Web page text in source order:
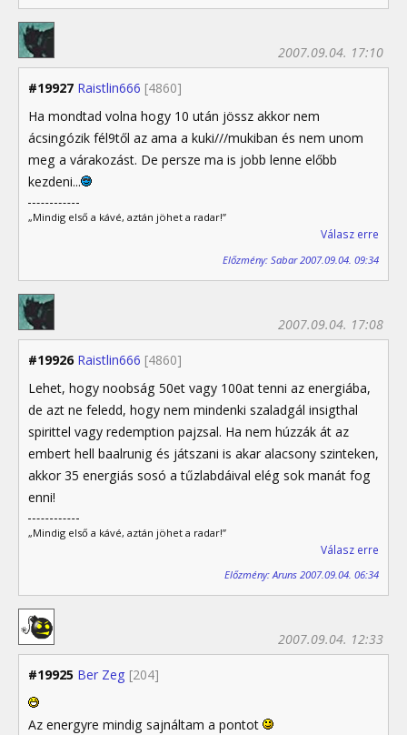
#19927 Raistlin666 [4860]
2007.09.04. 17:10
Ha mondtad volna hogy 10 után jössz akkor nem
ácsingózik fél9től az ama a kuki///mukiban és nem unom
meg a várakozást. De persze ma is jobb lenne előbb
kezdeni...
„Mindig első a kávé, aztán jöhet a radar!”
Válasz erre
Előzmény: Sabar 2007.09.04. 09:34
#19926 Raistlin666 [4860]
2007.09.04. 17:08
Lehet, hogy noobság 50et vagy 100at tenni az energiába,
de azt ne feledd, hogy nem mindenki szaladgál insigthal
spirittel vagy redemption pajzsal. Ha nem húzzák át az
embert hell baalrunig és játszani is akar alacsony szinteken,
akkor 35 energiás sosó a tűzlabdáival elég sok manát fog
enni!
„Mindig első a kávé, aztán jöhet a radar!”
Válasz erre
Előzmény: Aruns 2007.09.04. 06:34
#19925 Ber Zeg [204]
2007.09.04. 12:33
Az energyre mindig sajnáltam a pontot